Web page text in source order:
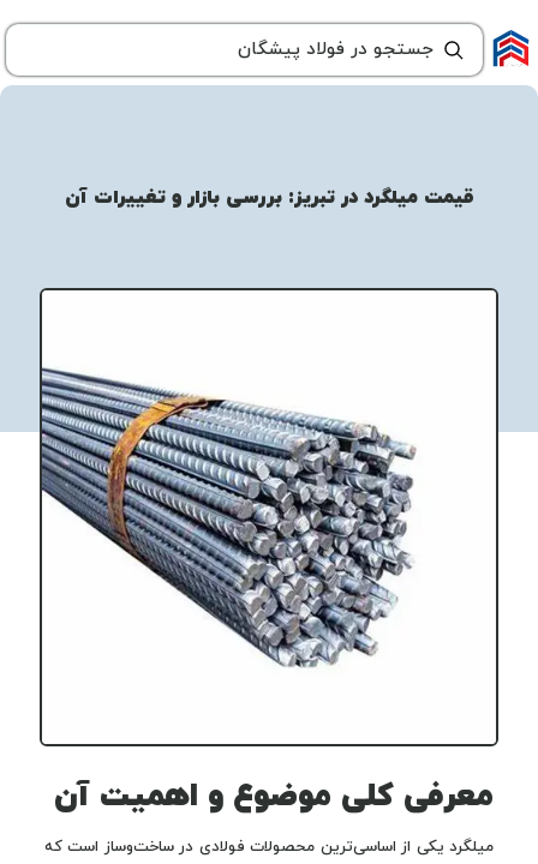
قیمت میلگرد در تبریز: بررسی بازار و تغییرات آن
معرفی کلی موضوع و اهمیت آن
میلگرد یکی از اساسی‌ترین محصولات فولادی در ساخت‌وساز است که